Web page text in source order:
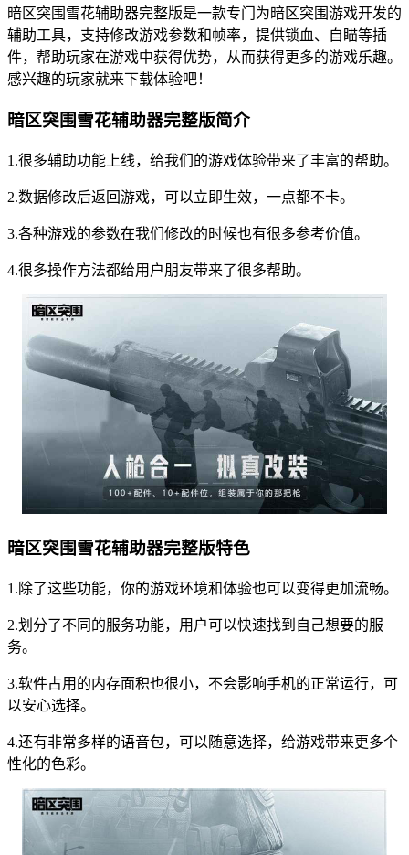
暗区突围雪花辅助器完整版是一款专门为暗区突围游戏开发的
辅助工具，支持修改游戏参数和帧率，提供锁血、自瞄等插
件，帮助玩家在游戏中获得优势，从而获得更多的游戏乐趣。
感兴趣的玩家就来下载体验吧！
暗区突围雪花辅助器完整版简介
1.很多辅助功能上线，给我们的游戏体验带来了丰富的帮助。
2.数据修改后返回游戏，可以立即生效，一点都不卡。
3.各种游戏的参数在我们修改的时候也有很多参考价值。
4.很多操作方法都给用户朋友带来了很多帮助。
暗区突围雪花辅助器完整版特色
1.除了这些功能，你的游戏环境和体验也可以变得更加流畅。
2.划分了不同的服务功能，用户可以快速找到自己想要的服
务。
3.软件占用的内存面积也很小，不会影响手机的正常运行，可
以安心选择。
4.还有非常多样的语音包，可以随意选择，给游戏带来更多个
性化的色彩。